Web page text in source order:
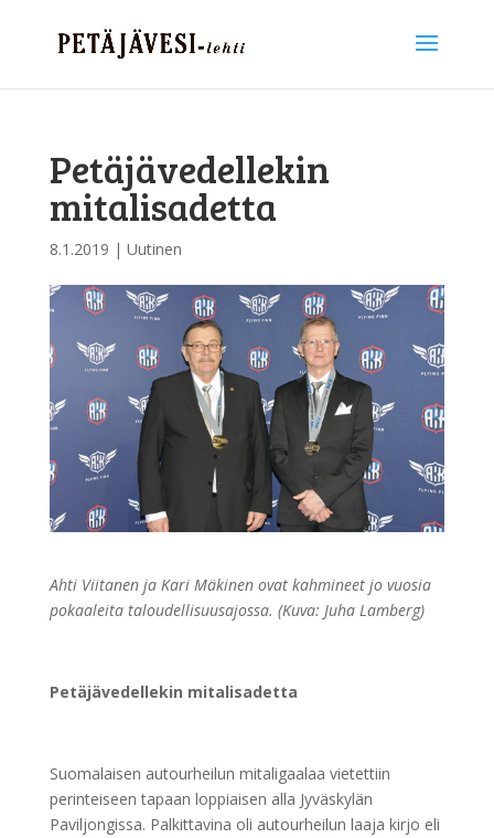
Petäjävedellekin
mitalisadetta
8.1.2019 | Uutinen
Ahti Viitanen ja Kari Mäkinen ovat kahmineet jo vuosia
pokaaleita taloudellisuusajossa. (Kuva: Juha Lamberg)
Petäjävedellekin mitalisadetta
Suomalaisen autourheilun mitaligaalaa vietettiin
perinteiseen tapaan loppiaisen alla Jyväskylän
Paviljongissa. Palkittavina oli autourheilun laaja kirjo eli